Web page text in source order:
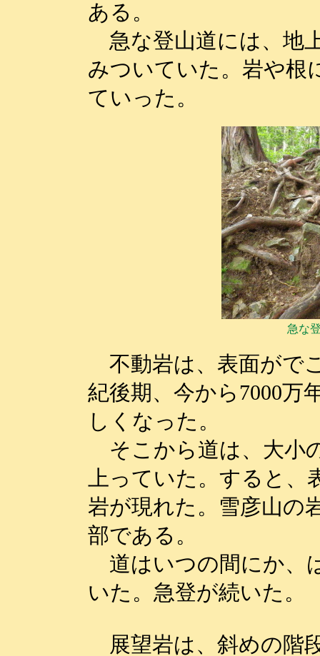
ある。
急な登山道には、地
みついていた。岩や根
ていった。
急な
不動岩は、表面がで
紀後期、今から7000万
しくなった。
そこから道は、大小
上っていた。すると
岩が現れた。雪彦山の
部である。
道はいつの間にか、
いた。急登が続いた。
展望岩は、斜めの階